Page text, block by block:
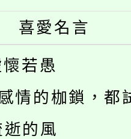
喜愛名言
若愚
情的枷鎖，都
的風